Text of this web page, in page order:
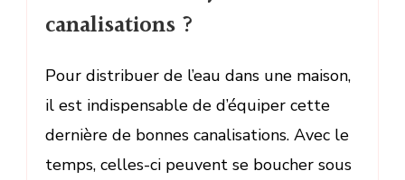
canalisations ?
Pour distribuer de l’eau dans une maison,
il est indispensable de d’équiper cette
dernière de bonnes canalisations. Avec le
temps, celles-ci peuvent se boucher sous